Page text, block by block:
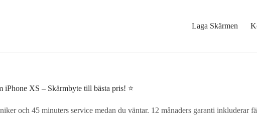
Laga Skärmen
iPhone XS – Skärmbyte till bästa pris! ⭐
och 45 minuters service medan du väntar. 12 månaders garanti inkluderar